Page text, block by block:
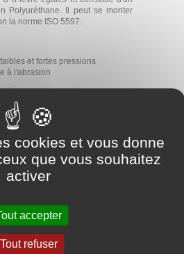
Polyuréthane. Il peut se monter
la norme ISO 5597.
et fortes pressions
à l'abrasion
-30°C / +110°C
40 MPa
0,5 m/s
Huiles hydrauliques minérales
cookies et vous donne
que vous souhaitez
activer
accepter
Tout refuser